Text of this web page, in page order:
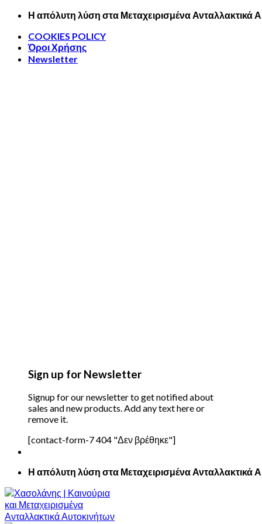
Skip
content
Η απόλυτη λύση στα Μεταχειρισμένα Ανταλλακτικά
COOKIES POLICY
Όροι Χρήσης
Newsletter
Sign up for Newsletter
Signup for our newsletter to get notified about
sales and new products. Add any text here or
remove it.
[contact-form-7 404 "Δεν βρέθηκε"]
Η απόλυτη λύση στα Μεταχειρισμένα Ανταλλακτικά